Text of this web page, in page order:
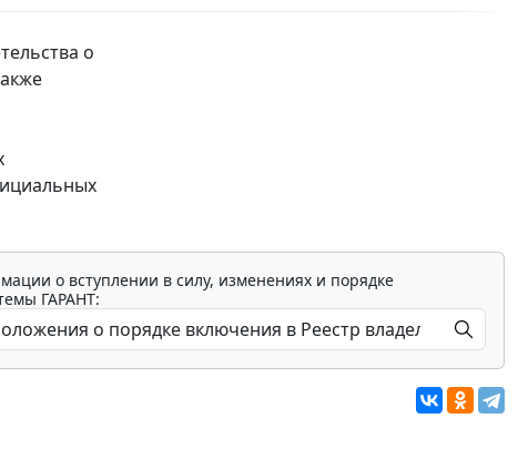
о
о вступлении в силу, изменениях и порядке
ГАРАНТ: